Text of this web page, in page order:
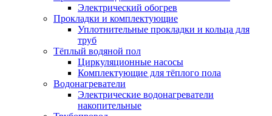
Электрический обогрев
Прокладки и комплектующие
Уплотнительные прокладки и кольца для
труб
Тёплый водяной пол
Циркуляционные насосы
Комплектующие для тёплого пола
Водонагреватели
Электрические водонагреватели
накопительные